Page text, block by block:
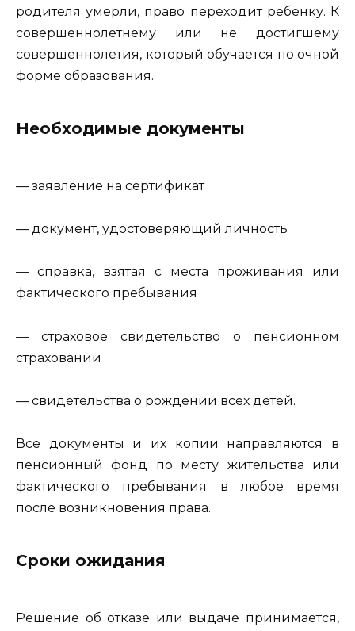
родителя умерли, право переходит ребенку. К
совершеннолетнему или не достигшему
совершеннолетия, который обучается по очной
форме образования.
Необходимые документы
— заявление на сертификат
— документ, удостоверяющий личность
— справка, взятая с места проживания или
фактического пребывания
— страховое свидетельство о пенсионном
страховании
— свидетельства о рождении всех детей.
Все документы и их копии направляются в
пенсионный фонд по месту жительства или
фактического пребывания в любое время
после возникновения права.
Сроки ожидания
Решение об отказе или выдаче принимается,